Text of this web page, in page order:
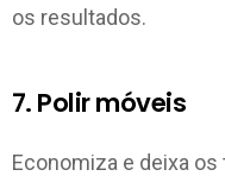
os resultados.
7. Polir móveis
Economiza e deixa